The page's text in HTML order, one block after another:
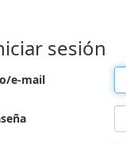
sesión
e-mail